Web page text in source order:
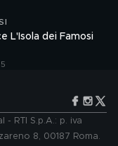
L'Isola dei Famosi
RTI S.p.A.: p. iva
8, 00187 Roma.